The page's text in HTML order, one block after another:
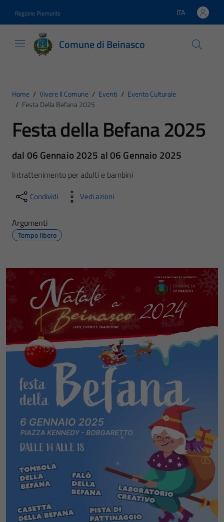
Regione Piemonte Lingua attiva:
ITA
Comune di Beinasco
Home / Vivere Il Comune / Eventi / Evento Culturale
/ Festa Della Befana 2025
Festa della Befana 2025
dal 06 Gennaio 2025 al 06 Gennaio 2025
Intrattenimento per adulti e bambini
Condividi Vedi azioni
Argomenti
Tempo libero